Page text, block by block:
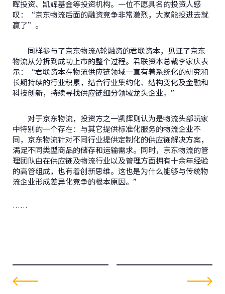
晖投资、凯辉基金等投资机构。一位不愿具名的投资人感
叹：“京东物流后面的融资竞争非常激烈，大家能投进去就
赢了”。
同样参与了京东物流A轮融资的君联资本，见证了京东
物流从分拆到成功上市的整个过程。君联资本总裁李家庆表
示：“君联资本在物流供应链领域一直有着系统化的研究和
长期持续的行业积累，结合行业集约化、结构变化及金融和
科技创新，持续寻找供应链细分领域龙头企业。”
对于京东物流，投资方之一凯辉则认为是物流头部玩家
中特别的一个存在：与其它提供标准化服务的物流企业不
同，京东物流针对不同行业提供定制化的供应链解决方案，
满足不同类型商品的储存和运输需求。同时，京东物流的管
理团队由在供应链及物流行业以及管理方面拥有十余年经验
的高管组成，也有着创新思维。这也是为什么能够与传统物
流企业形成差异化竞争的根本原因。”
……